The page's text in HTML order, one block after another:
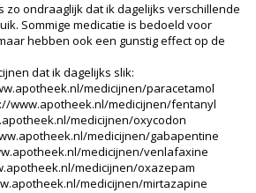
zo ondraaglijk dat ik dagelijks verschillende
Sommige medicatie is bedoeld voor
hebben ook een gunstig effect op de
dat ik dagelijks slik:
medicijnen/paracetamol
www.apotheek.nl/medicijnen/fentanyl
medicijnen/oxycodon
medicijnen/gabapentine
medicijnen/venlafaxine
medicijnen/oxazepam
medicijnen/mirtazapine